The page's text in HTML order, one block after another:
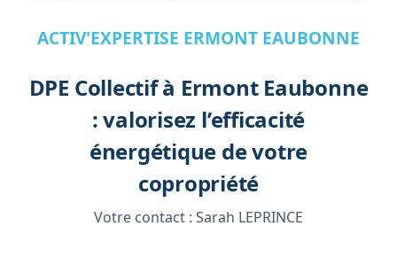
ACTIV'EXPERTISE ERMONT EAUBONNE
DPE Collectif à Ermont Eaubonne
: valorisez l’efficacité
énergétique de votre
copropriété
Votre contact : Sarah LEPRINCE